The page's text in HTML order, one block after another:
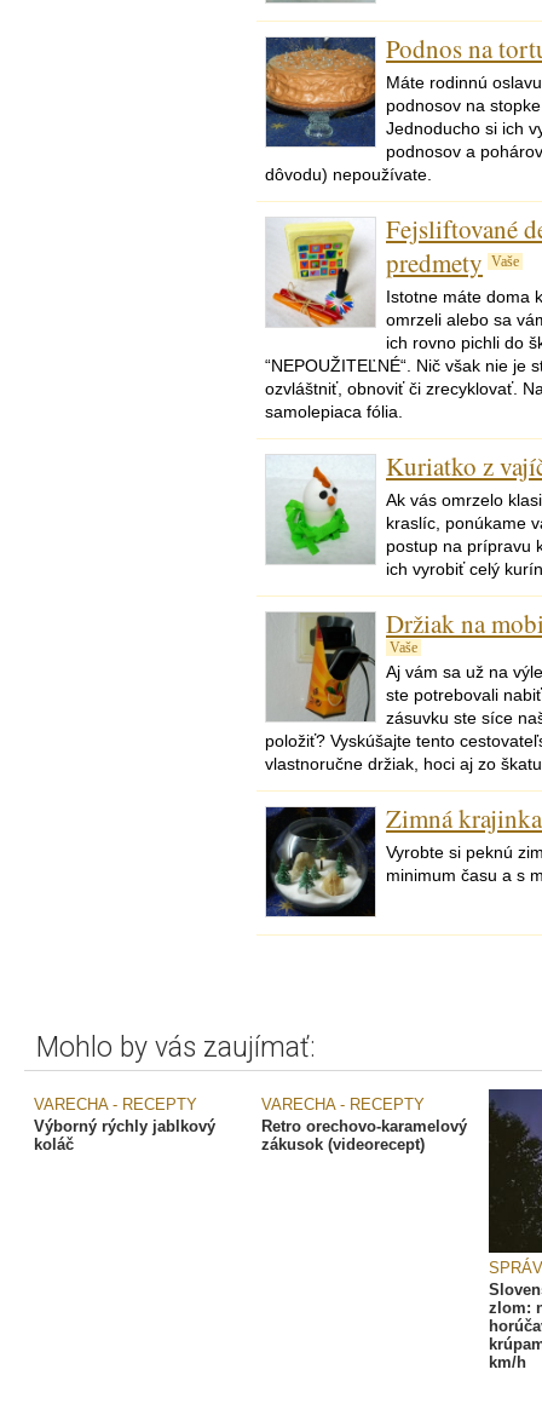
Podnos na
Máte rodinnú
podnosov na
Jednoducho si ich
podnosov a
dôvodu) nepoužívate.
Fejsliftované
predmety
Vaše
Istotne máte doma
omrzeli alebo sa
ich rovno pichli do
“NEPOUŽITEĽNÉ“. Nič však nie je
ozvláštniť, obnoviť či zrecyklovať.
samolepiaca fólia.
Kuriatko z
Ak vás omrzelo
kraslíc, ponúkame
postup na prípravu
ich vyrobiť celý
Držiak na
Vaše
Aj vám sa už na
ste potrebovali
zásuvku ste síce
položiť? Vyskúšajte tento
vlastnoručne držiak, hoci aj zo
Zimná
Vyrobte si peknú
minimum času a s
Mohlo by vás zaujímať:
VARECHA - RECEPTY
Výborný rýchly jablkový
koláč
VARECHA - RECEPTY
Retro orechovo-karamelový
zákusok (videorecept)
zlom:
km/h